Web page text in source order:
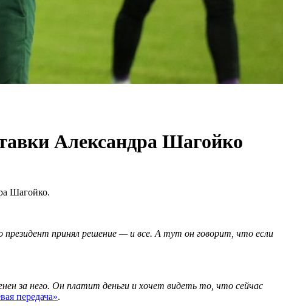
Александра Шагойко
Шагойко.
принял решение — и все. А тут он говорит, что если
за него. Он платит деньги и хочет видеть то, что сейчас
передача».